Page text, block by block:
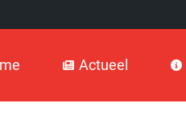
Actueel